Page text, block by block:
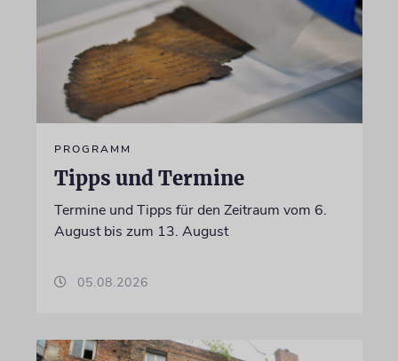
PROGRAMM
Tipps und Termine
Termine und Tipps für den Zeitraum vom 6.
August bis zum 13. August
05.08.2026